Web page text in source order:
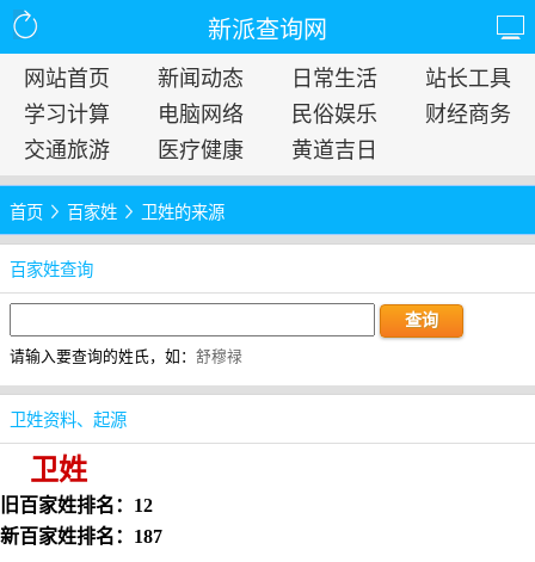
新派查询网
网站首页 新闻动态 日常生活
站长工具
学习计算
电脑网络 民俗娱乐
财经商务
交通旅游
医疗健康 黄道吉日
首页 百家姓 卫姓的来源
百家姓查询
请输入要查询的姓氏，如： 舒穆禄
卫姓资料、起源
卫姓
旧百家姓排名：12
新百家姓排名：187